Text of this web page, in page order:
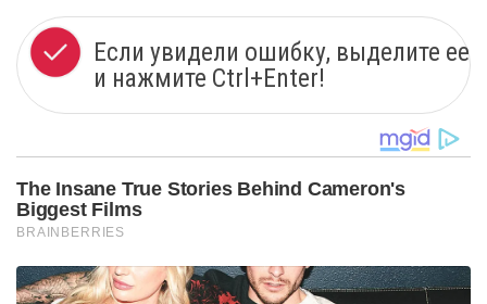
Если увидели ошибку, выделите ее
и нажмите Ctrl+Enter!
The Insane True Stories Behind Cameron's
Biggest Films
BRAINBERRIES